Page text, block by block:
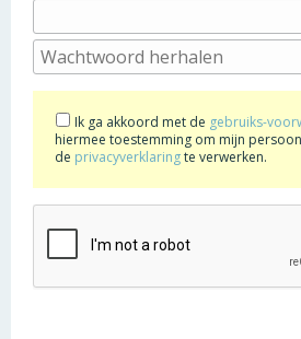
Ik ga akkoord met de gebruiks-
hiermee toestemming om mijn
de privacyverklaringte verwerken.